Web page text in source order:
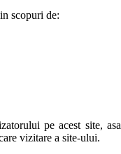
scopuri de:
pe acest site, asa
vizitare a site-ului.